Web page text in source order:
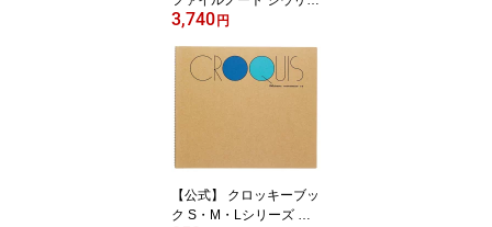
20穴 F289A マルマン
3,740 円
【公式】 クロッキーブッ
ク S・M・Lシリーズ 白